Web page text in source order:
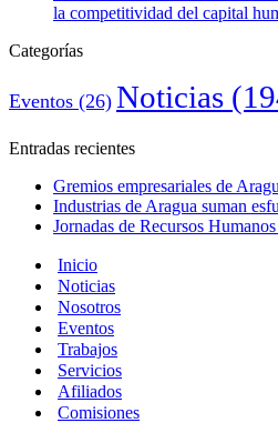
la competitividad del capital
Categorías
Eventos (26) Noticias
Entradas recientes
Gremios empresariales de
Industrias de Aragua suman
Jornadas de Recursos
Inicio
Noticias
Nosotros
Eventos
Trabajos
Servicios
Afiliados
Comisiones